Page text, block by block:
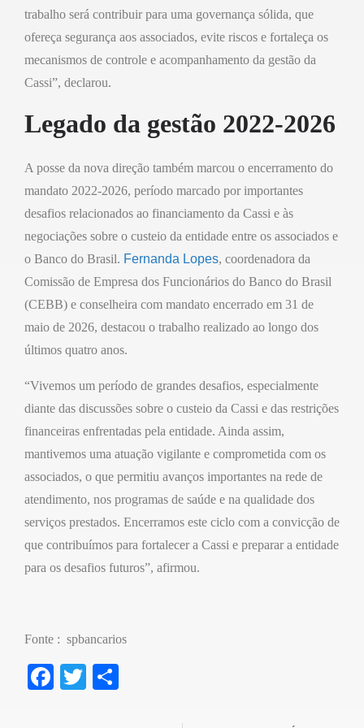
trabalho será contribuir para uma governança sólida, que
ofereça segurança aos associados, evite riscos e fortaleça os
mecanismos de controle e acompanhamento da gestão da
Cassi”, declarou.
Legado da gestão 2022-2026
A posse da nova direção também marcou o encerramento do
mandato 2022-2026, período marcado por importantes
desafios relacionados ao financiamento da Cassi e às
negociações sobre o custeio da entidade entre os associados e
o Banco do Brasil. Fernanda Lopes, coordenadora da
Comissão de Empresa dos Funcionários do Banco do Brasil
(CEBB) e conselheira com mandato encerrado em 31 de
maio de 2026, destacou o trabalho realizado ao longo dos
últimos quatro anos.
“Vivemos um período de grandes desafios, especialmente
diante das discussões sobre o custeio da Cassi e das restrições
financeiras enfrentadas pela entidade. Ainda assim,
mantivemos uma atuação vigilante e comprometida com os
associados, o que permitiu avanços importantes na rede de
atendimento, nos programas de saúde e na qualidade dos
serviços prestados. Encerramos este ciclo com a convicção de
que contribuímos para fortalecer a Cassi e preparar a entidade
para os desafios futuros”, afirmou.
Fonte : spbancarios
F
T